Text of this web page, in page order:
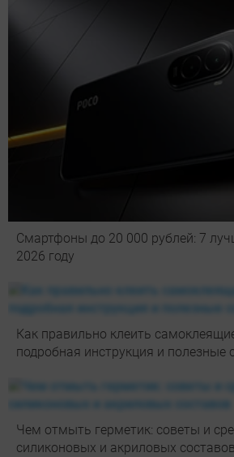
Смартфоны до 20 000 рублей: 7
2026 году
Как правильно клеить
подробная инструкция и полезные
Чем отмыть герметик: советы и
силиконовых и акриловых составов